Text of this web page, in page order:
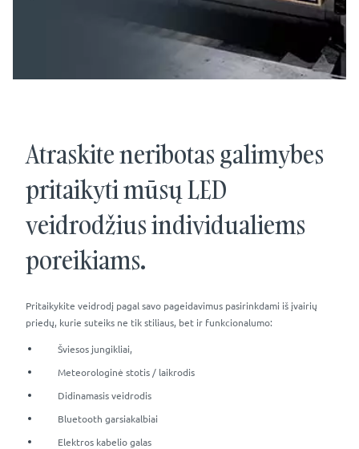
Atraskite neribotas galimybes
pritaikyti mūsų LED
veidrodžius individualiems
poreikiams.
Pritaikykite veidrodį pagal savo pageidavimus pasirinkdami iš įvairių
priedų, kurie suteiks ne tik stiliaus, bet ir funkcionalumo:
Šviesos jungikliai,
Meteorologinė stotis / laikrodis
Didinamasis veidrodis
Bluetooth garsiakalbiai
Elektros kabelio galas